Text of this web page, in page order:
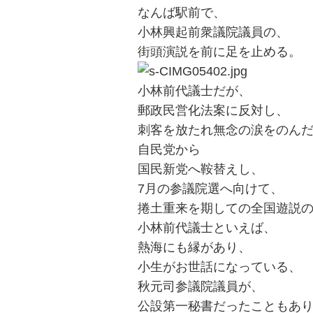
なんば駅前で、
小林興起前衆議院議員の、
街頭演説を前に足を止める。
小林前代議士だが、
郵政民営化法案に反対し、
刺客を放たれ無念の涙をのんだ
自民党から
国民新党へ鞍替えし、
7月の参議院選へ向けて、
捲土重来を期しての全国遊説の
小林前代議士といえば、
熱海にも縁があり、
小生がお世話になっている、
秋元司参議院議員が、
公設第一秘書だったこともあり